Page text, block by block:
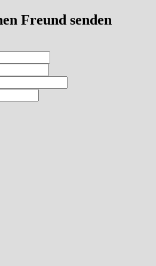
Freund senden